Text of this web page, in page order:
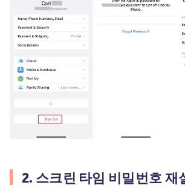
2. 스크린 타임 비밀번호 재